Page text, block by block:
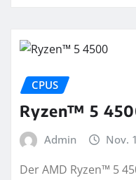
CPUS
Ryzen™ 5
Admin Nov.
Der AMD Ryzen™ 5